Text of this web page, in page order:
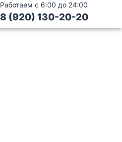
Работаем с 6:00 до 24:00
8 (920) 130-20-20